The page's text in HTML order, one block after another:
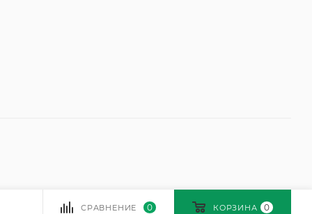
СРАВНЕНИЕ 0 КОРЗИНА 0